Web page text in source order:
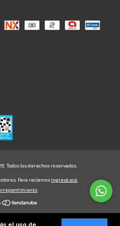
el uso de
Todos los derechos reservados.
Para reclamos ingresá acá.